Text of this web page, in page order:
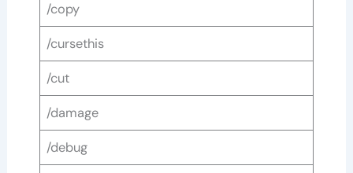
/copy
/cursethis
/cut
/damage
/debug